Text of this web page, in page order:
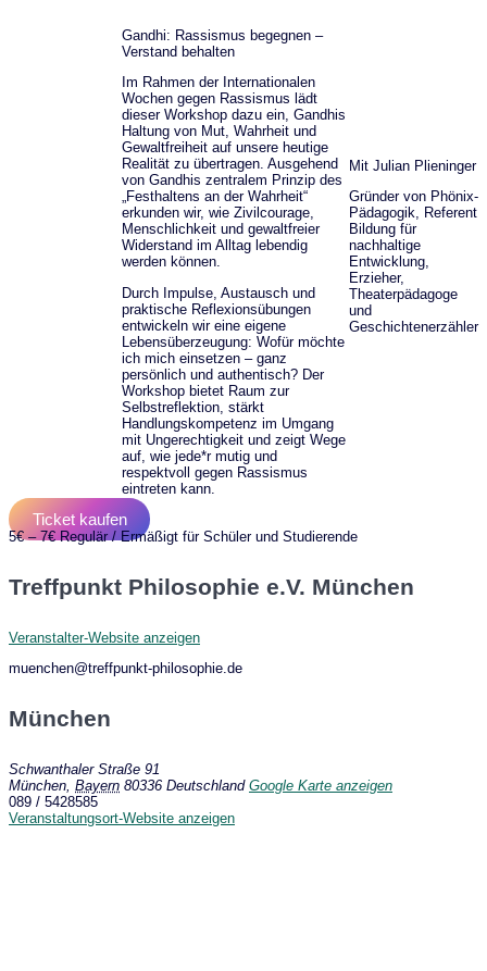
Gandhi: Rassismus begegnen –
Verstand behalten
Im Rahmen der Internationalen
Wochen gegen Rassismus lädt
dieser Workshop dazu ein, Gandhis
Haltung von Mut, Wahrheit und
Gewaltfreiheit auf unsere heutige
Realität zu übertragen. Ausgehend
von Gandhis zentralem Prinzip des
„Festhaltens an der Wahrheit“
erkunden wir, wie Zivilcourage,
Menschlichkeit und gewaltfreier
Widerstand im Alltag lebendig
werden können.
Durch Impulse, Austausch und
praktische Reflexionsübungen
entwickeln wir eine eigene
Lebensüberzeugung: Wofür möchte
ich mich einsetzen – ganz
persönlich und authentisch? Der
Workshop bietet Raum zur
Selbstreflektion, stärkt
Handlungskompetenz im Umgang
mit Ungerechtigkeit und zeigt Wege
auf, wie jede*r mutig und
respektvoll gegen Rassismus
eintreten kann.
Mit Julian Plieninger
Gründer von Phönix-
Pädagogik, Referent
Bildung für
nachhaltige
Entwicklung,
Erzieher,
Theaterpädagoge
und
Geschichtenerzähler
Ticket kaufen
5€ – 7€ Regulär / Ermäßigt für Schüler und Studierende
Treffpunkt Philosophie e.V. München
Veranstalter-Website anzeigen
muenchen@treffpunkt-philosophie.de
München
Schwanthaler Straße 91
München Bayern 80336 Deutschland Google Karte anzeigen
089 / 5428585
Veranstaltungsort-Website anzeigen